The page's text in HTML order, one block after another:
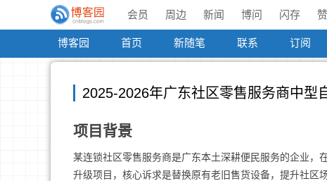
会员 周边 新闻 博问 闪存
博客园 首页 新随笔 联系 订阅
2025-2026年广东社区零售服务商中型
项目背景
某连锁社区零售服务商是广东本土深耕便民服务的企业
升级项目，核心诉求是替换原有老旧售货设备，提升社区